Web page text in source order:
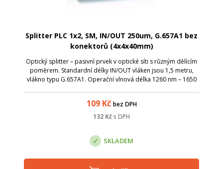
Splitter PLC 1x2, SM, IN/OUT 250um, G.657A1 bez
konektorů (4x4x40mm)
Optický splitter – pasivní prvek v optické síti s různým dělícím
poměrem. Standardní délky IN/OUT vláken jsou 1,5 metru,
vlákno typu G.657A1. Operační vlnová délka 1260 nm – 1650
109Kč bez DPH
132 Kčs DPH
SKLADEM